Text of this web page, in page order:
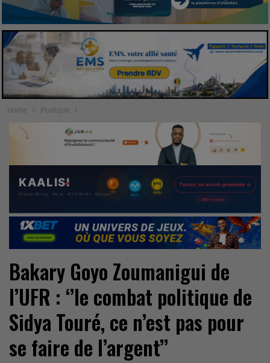
Home Politique
Bakary Goyo Zoumanigui de
l’UFR : ‘’le combat politique de
Sidya Touré, ce n’est pas pour
se faire de l’argent’’